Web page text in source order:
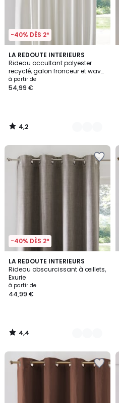
-40% DÈS 2*
LA REDOUTE INTERIEURS
Rideau occultant polyester
recyclé, galon fronceur et wave,
SELECT
à partir de
54,99 €
4,2
/ 5
2
Couleurs
4,2
/
-40% DÈS 2*
LA REDOUTE INTERIEURS
Rideau obscurcissant à œillets,
Exurie
à partir de
44,99 €
4,4
/ 5
4
Couleurs
4,4
/